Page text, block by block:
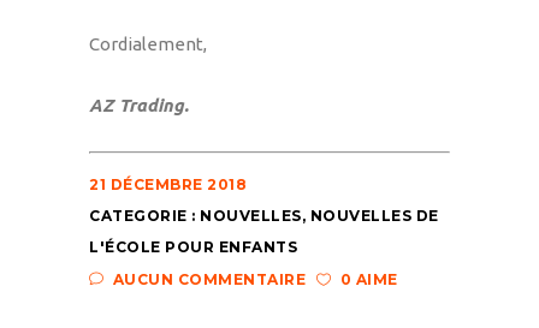
Cordialement,
AZ Trading.
21 DÉCEMBRE 2018
CATEGORIE : NOUVELLES, NOUVELLES DE
L'ÉCOLE POUR ENFANTS
AUCUN COMMENTAIRE
0 AIME